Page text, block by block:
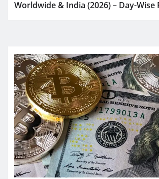
Worldwide & India (2026) – Day-Wise